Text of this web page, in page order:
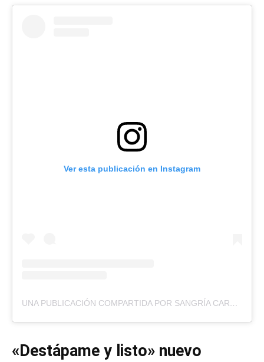
Ver esta publicación en Instagram
UNA PUBLICACIÓN COMPARTIDA POR SANGRÍA CAROREÑA. (@CARORENAVE)
«Destápame y listo» nuevo